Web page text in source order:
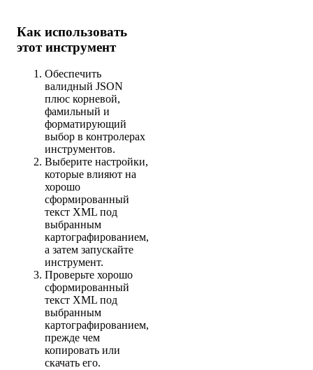
Как использовать
этот инструмент
Обеспечить
валидный JSON
плюс корневой,
фамильный и
форматирующий
выбор в контролерах
инструментов.
Выберите настройки,
которые влияют на
хорошо
сформированный
текст XML под
выбранным
картографированием,
а затем запускайте
инструмент.
Проверьте хорошо
сформированный
текст XML под
выбранным
картографированием,
прежде чем
копировать или
скачать его.